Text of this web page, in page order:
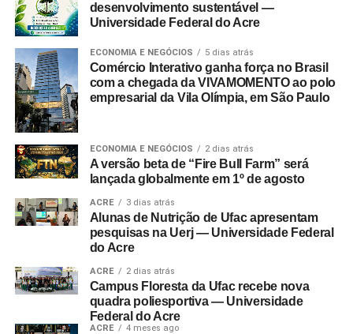
desenvolvimento sustentável —
Universidade Federal do Acre
ECONOMIA E NEGÓCIOS 5 dias atrás
Comércio Interativo ganha força no Brasil
com a chegada da VIVAMOMENTO ao polo
empresarial da Vila Olímpia, em São Paulo
ECONOMIA E NEGÓCIOS 2 dias atrás
A versão beta de “Fire Bull Farm” será
lançada globalmente em 1º de agosto
ACRE 3 dias atrás
Alunas de Nutrição de Ufac apresentam
pesquisas na Uerj — Universidade Federal
do Acre
ACRE 2 dias atrás
Campus Floresta da Ufac recebe nova
quadra poliesportiva — Universidade
Federal do Acre
ACRE 4 meses ago